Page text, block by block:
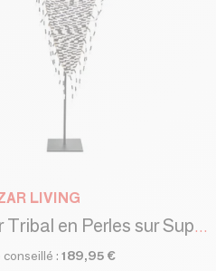
LIVING
Le Collier Tribal en Perles sur Support - Noir Blanc
conseillé : 189,95 €